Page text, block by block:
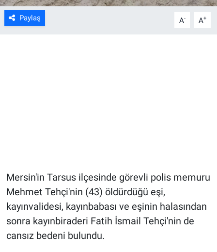
Paylaş A- A+
Mersin'in Tarsus ilçesinde görevli polis memuru
Mehmet Tehçi'nin (43) öldürdüğü eşi,
kayınvalidesi, kayınbabası ve eşinin halasından
sonra kayınbiraderi Fatih İsmail Tehçi'nin de
cansız bedeni bulundu.